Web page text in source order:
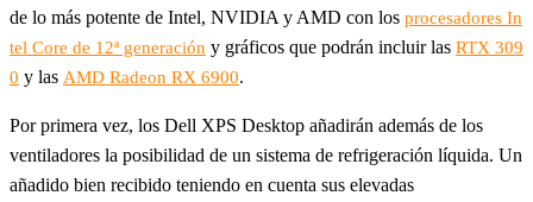
de lo más potente de Intel, NVIDIA y AMD con los procesadores In
tel Core de 12ª generación y gráficos que podrán incluir las RTX 309
0 y las AMD Radeon RX 6900.
Por primera vez, los Dell XPS Desktop añadirán además de los
ventiladores la posibilidad de un sistema de refrigeración líquida. Un
añadido bien recibido teniendo en cuenta sus elevadas